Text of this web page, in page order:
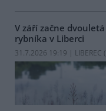
V září začne
rybníka v Liberci
31.7.2026 19:19 | LIBEREC (